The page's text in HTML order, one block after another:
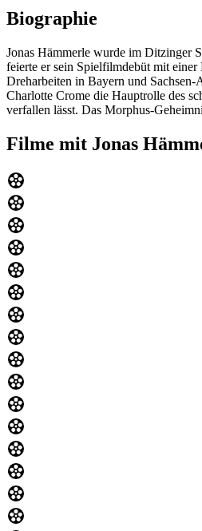
Biographie
Jonas Hämmerle wurde im Ditzinger
feierte er sein Spielfilmdebüt mit
Dreharbeiten in Bayern und
Charlotte Crome die Hauptrolle des
verfallen lässt. Das Morphus-
Filme mit Jonas